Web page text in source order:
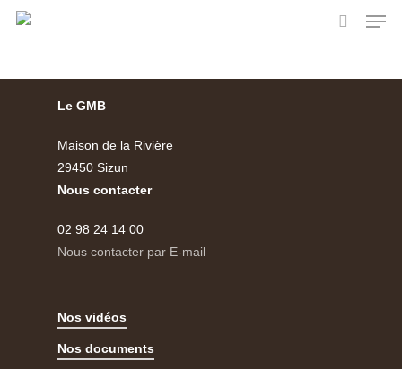
Skip
content
Le GMB
Maison de la Rivière
29450 Sizun
Nous contacter
02 98 24 14 00
Nous contacter par E-mail
Nos vidéos
Nos documents